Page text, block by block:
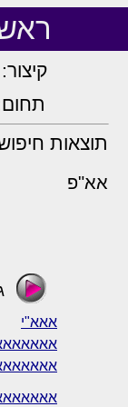
קיצור:
תוצאות
אא"פ
אאא"י